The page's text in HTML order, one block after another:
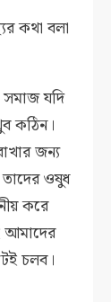
কথা বলা
সমাজ যদি
কঠিন।
জন্য
ওষুধ
করে
আমাদের
চলব।